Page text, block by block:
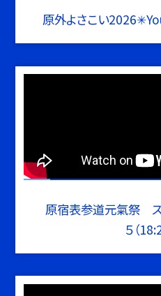
原外よさこい
原宿表参道元氣祭 ス
５（